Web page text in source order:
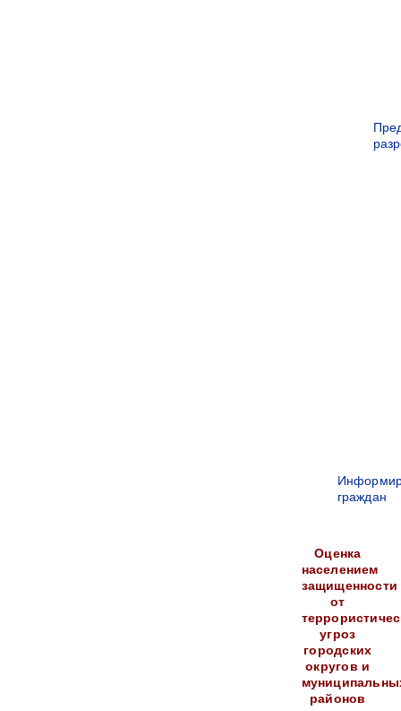
граждан
Оценка
населением
защищенности
от
угроз
городских
округов и
районов